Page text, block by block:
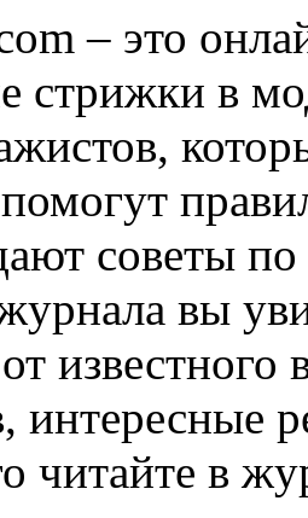
– это
стрижки в
советы
вы
известного
интересные
читайте в